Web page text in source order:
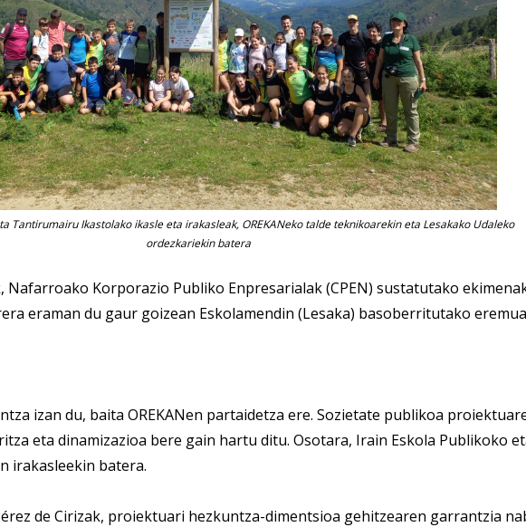
Tantirumairu Ikastolako ikasle eta irakasleak, OREKANeko talde teknikoarekin eta Lesakako Udaleko
ordezkariekin batera
Nafarroako Korporazio Publiko Enpresarialak (CPEN) sustatutako
eraman du gaur goizean Eskolamendin (Lesaka) basoberritutako
izan du, baita OREKANen partaidetza ere. Sozietate publikoa
eta dinamizazioa bere gain hartu ditu. Osotara, Irain Eskola Publikoko
irakasleekin batera.
de Cirizak, proiektuari hezkuntza-dimentsioa gehitzearen garrantzia